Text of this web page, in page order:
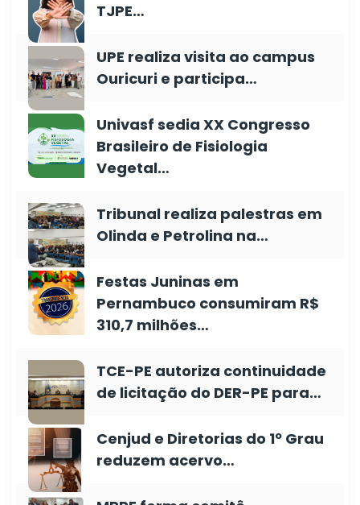
TJPE…
UPE realiza visita ao campus
Ouricuri e participa…
Univasf sedia XX Congresso
Brasileiro de Fisiologia
Vegetal…
Tribunal realiza palestras em
Olinda e Petrolina na…
Festas Juninas em
Pernambuco consumiram R$
310,7 milhões…
TCE-PE autoriza continuidade
de licitação do DER-PE para…
Cenjud e Diretorias do 1º Grau
reduzem acervo…